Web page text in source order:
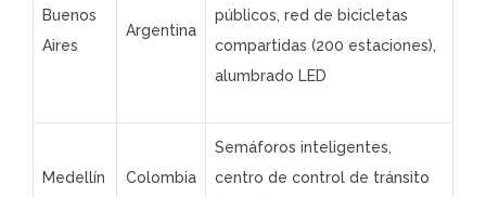
Buenos
Aires
Argentina
públicos, red de bicicletas
compartidas (200 estaciones),
alumbrado LED
Medellín Colombia
Semáforos inteligentes,
centro de control de tránsito